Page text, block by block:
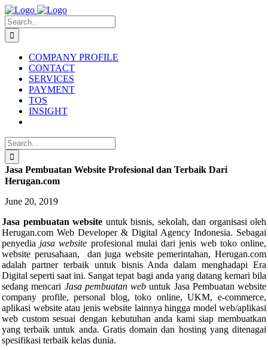
Skip
to
content
Search
for:
COMPANY PROFILE
CONTACT
SERVICES
PAYMENT
TOS
INSIGHT
Search
for:
Jasa Pembuatan Website Profesional dan Terbaik Dari
Herugan.com
June 20, 2019
Jasa pembuatan website untuk bisnis, sekolah, dan organisasi oleh
Herugan.com Web Developer & Digital Agency Indonesia. Sebagai
penyedia jasa website profesional mulai dari jenis web toko online,
website perusahaan, dan juga website pemerintahan, Herugan.com
adalah partner terbaik untuk bisnis Anda dalam menghadapi Era
Digital seperti saat ini. Sangat tepat bagi anda yang datang kemari bila
sedang mencari Jasa pembuatan web untuk Jasa Pembuatan website
company profile, personal blog, toko online, UKM, e-commerce,
aplikasi website atau jenis website lainnya hingga model web/aplikasi
web custom sesuai dengan kebutuhan anda kami siap membuatkan
yang terbaik untuk anda. Gratis domain dan hosting yang ditenagai
spesifikasi terbaik kelas dunia.